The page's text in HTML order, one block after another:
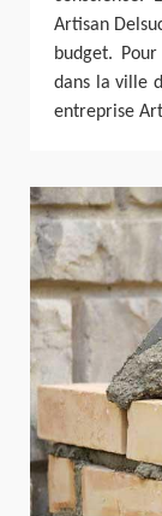
Artisan
budget.
dans la ville
entreprise